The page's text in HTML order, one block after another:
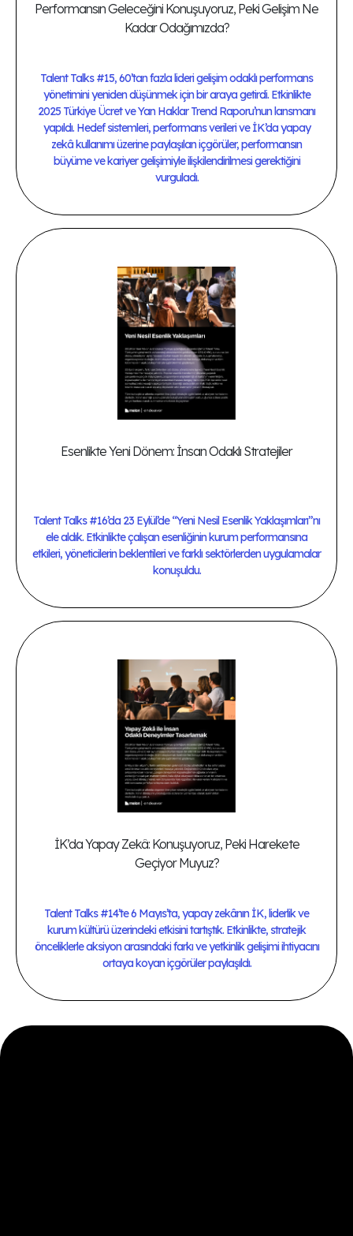
Performansın Geleceğini Konuşuyoruz, Peki Gelişim Ne
Kadar Odağımızda?
Talent Talks #15, 60’tan fazla lideri gelişim odaklı performans
yönetimini yeniden düşünmek için bir araya getirdi. Etkinlikte
2025 Türkiye Ücret ve Yan Haklar Trend Raporu’nun lansmanı
yapıldı. Hedef sistemleri, performans verileri ve İK’da yapay
zekâ kullanımı üzerine paylaşılan içgörüler, performansın
büyüme ve kariyer gelişimiyle ilişkilendirilmesi gerektiğini
vurguladı.
Esenlikte Yeni Dönem: İnsan Odaklı Stratejiler
Talent Talks #16’da 23 Eylül’de “Yeni Nesil Esenlik Yaklaşımları”nı
ele aldık. Etkinlikte çalışan esenliğinin kurum performansına
etkileri, yöneticilerin beklentileri ve farklı sektörlerden uygulamalar
konuşuldu.
İK’da Yapay Zekâ: Konuşuyoruz, Peki Harekete
Geçiyor Muyuz?
Talent Talks #14’te 6 Mayıs’ta, yapay zekânın İK, liderlik ve
kurum kültürü üzerindeki etkisini tartıştık. Etkinlikte, stratejik
önceliklerle aksiyon arasındaki farkı ve yetkinlik gelişimi ihtiyacını
ortaya koyan içgörüler paylaşıldı.